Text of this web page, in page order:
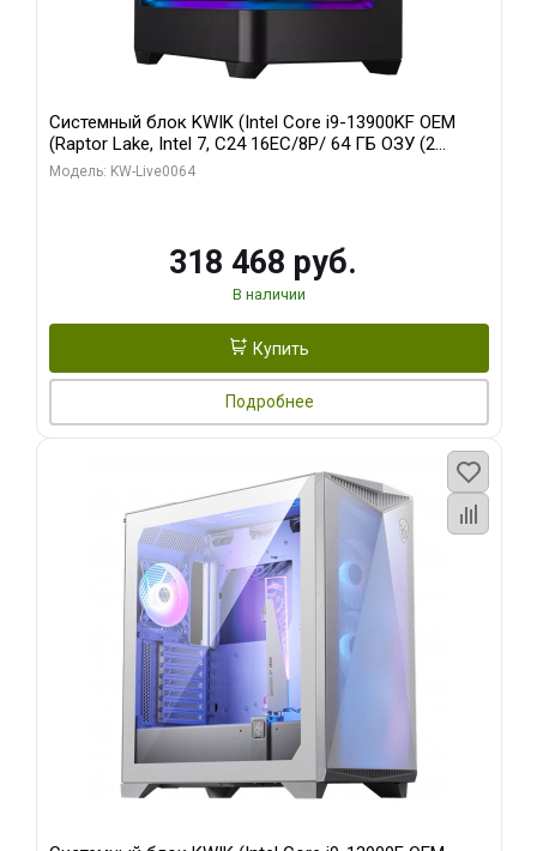
Системный блок KWIK (Intel Core i9-13900KF OEM
(Raptor Lake, Intel 7, C24 16EC/8P/ 64 ГБ ОЗУ (2
модуля)/ ASUS RTX5080 PROART OC 16GB GDDR7
Модель: KW-Live0064
318 468 руб.
В наличии
Купить
Подробнее